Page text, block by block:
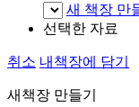
새 책장 만
선택한 자료
취소 내책장에 담기
새책장 만들기